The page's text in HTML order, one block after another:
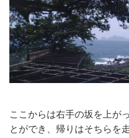
ここからは右手の坂を上が
とができ、帰りはそちらを